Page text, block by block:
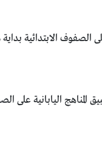
الصفوف الابتدائية بداية
اليابانية على